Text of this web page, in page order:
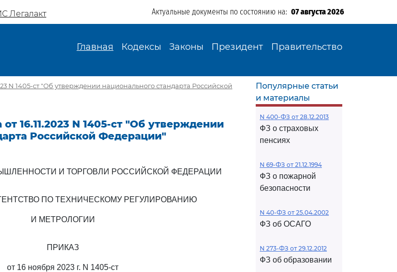
Легалакт Актуальные документы по состоянию на: 07 августа 2026
Главная Кодексы Законы Президент Правительство
N 1405-ст "Об утверждении национального стандарта Российской
16.11.2023 N 1405-ст "Об утверждении
Российской Федерации"
И ТОРГОВЛИ РОССИЙСКОЙ ФЕДЕРАЦИИ
ПО ТЕХНИЧЕСКОМУ РЕГУЛИРОВАНИЮ
И МЕТРОЛОГИИ
ПРИКАЗ
от 16 ноября 2023 г. N 1405-ст
Популярные статьи
и материалы
N 400-ФЗ от 28.12.2013
ФЗ о страховых
пенсиях
N 69-ФЗ от 21.12.1994
ФЗ о пожарной
безопасности
N 40-ФЗ от 25.04.2002
ФЗ об ОСАГО
N 273-ФЗ от 29.12.2012
ФЗ об образовании